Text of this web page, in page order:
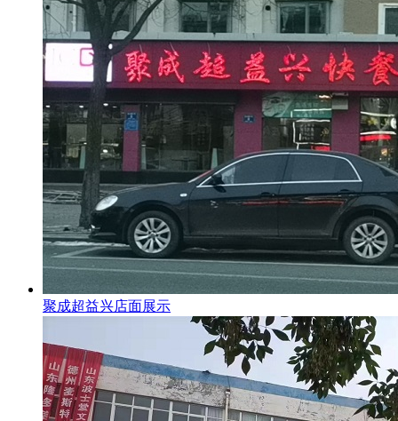
聚成超益兴店面展示